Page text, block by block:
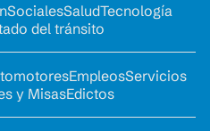
SocialesSaludTecnología
del tránsito
EmpleosServicios
y MisasEdictos